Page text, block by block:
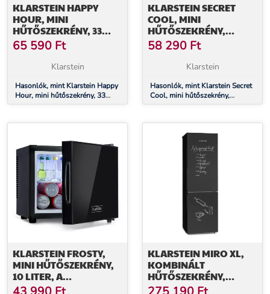
KLARSTEIN HAPPY
HOUR, MINI
HŰTŐSZEKRÉNY, 33
LITER, ZAJMENTES, G
ENERGIAHATÉKONYSÁGI
OSZTÁLY, FEKETE
65 590 Ft
Klarstein
Hasonlók, mint Klarstein Happy
Hour, mini hűtőszekrény, 33
liter, zajmentes, G
fekete dekoratív ajtóval
KLARSTEIN SECRET
COOL, MINI
HŰTŐSZEKRÉNY,
MINIBÁR, 13 LITER, G
ENERGIAHATÉKONYSÁGI
OSZTÁLY, FEKETE
58 290 Ft
Klarstein
Hasonlók, mint Klarstein Secret
Cool, mini hűtőszekrény,
minibár, 13 liter, G
fekete
KLARSTEIN FROSTY,
MINI HŰTŐSZEKRÉNY,
10 LITER, A
ENERGIAHATÉKONYSÁGI
KLARSTEIN MIRO XL,
KOMBINÁLT
HŰTŐSZEKRÉNY,
180/69 LITER, E